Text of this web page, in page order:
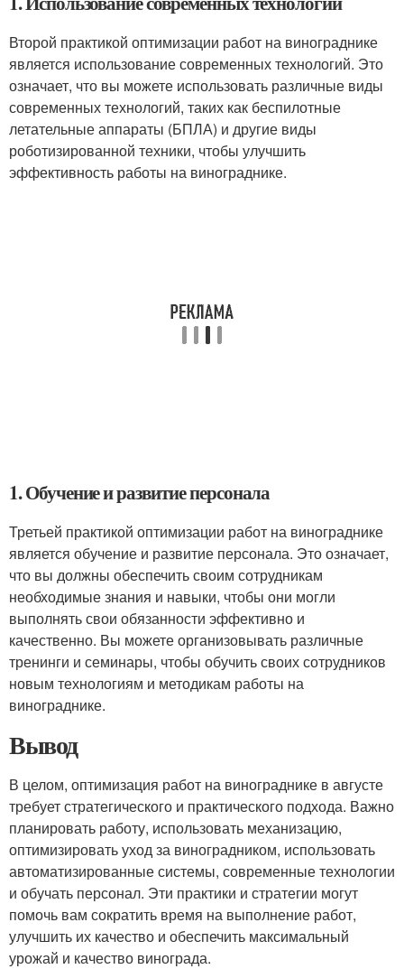
Второй практикой оптимизации работ на винограднике
является использование современных технологий. Это
означает, что вы можете использовать различные виды
современных технологий, таких как беспилотные
летательные аппараты (БПЛА) и другие виды
роботизированной техники, чтобы улучшить
эффективность работы на винограднике.
1. Обучение и развитие персонала
Третьей практикой оптимизации работ на винограднике
является обучение и развитие персонала. Это означает,
что вы должны обеспечить своим сотрудникам
необходимые знания и навыки, чтобы они могли
выполнять свои обязанности эффективно и
качественно. Вы можете организовывать различные
тренинги и семинары, чтобы обучить своих сотрудников
новым технологиям и методикам работы на
винограднике.
Вывод
В целом, оптимизация работ на винограднике в августе
требует стратегического и практического подхода. Важно
планировать работу, использовать механизацию,
оптимизировать уход за виноградником, использовать
автоматизированные системы, современные технологии
и обучать персонал. Эти практики и стратегии могут
помочь вам сократить время на выполнение работ,
улучшить их качество и обеспечить максимальный
урожай и качество винограда.